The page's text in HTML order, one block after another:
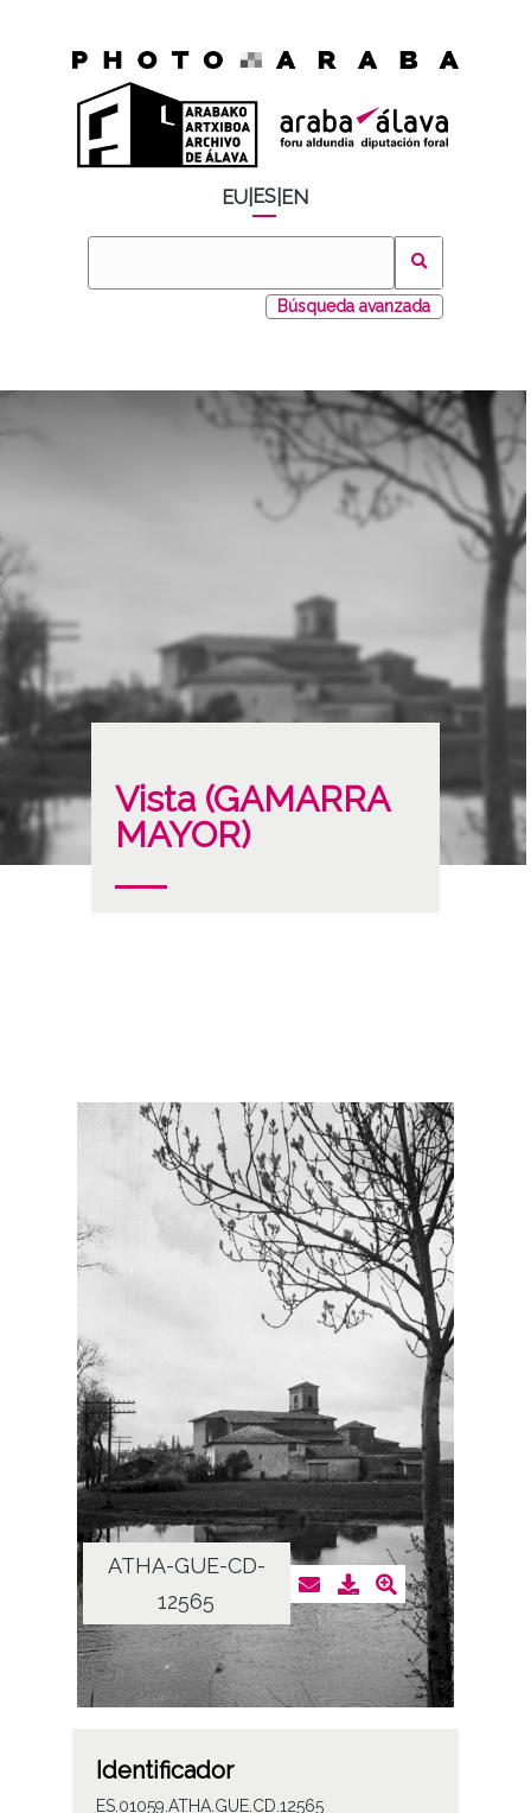
EU ES EN
Búsqueda avanzada
Vista (GAMARRA
MAYOR)
ATHA-GUE-CD-
12565
Identificador
ES.01059.ATHA.GUE.CD.12565